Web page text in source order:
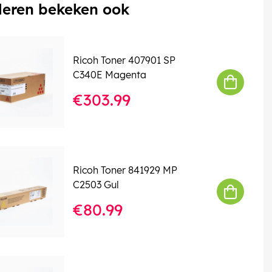
bekeken ook
Ricoh Toner 407901 SP
C340E Magenta
€303.99
Ricoh Toner 841929 MP
C2503 Gul
€80.99